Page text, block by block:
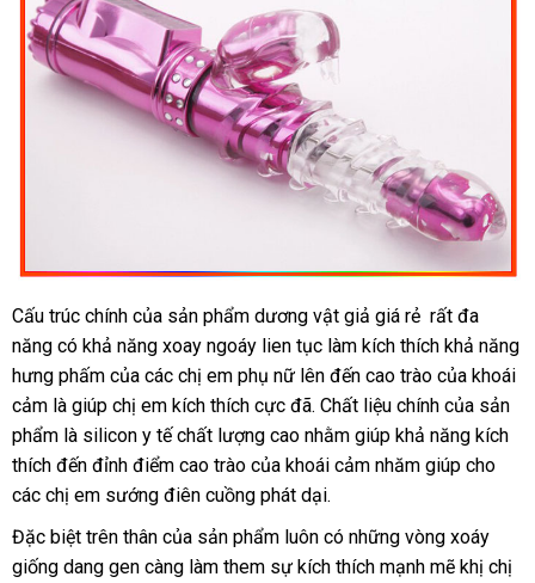
Cấu trúc chính Thái
Lan
của sản phẩm dương vật giả giá rẻ hàng
Hiệu
rất đa
năng có khả năng xoay ngoáy lien tục làm kích thích khả năng
hưng phấm sửa
chữa
của Mỹ
các chị em phụ nữ danh
sách
lên đến cao trào giá
bán
của khoái
cảm là giúp chị em kích thích cực đãđăng
ký
. Chất liệu chính giao
hàng
của sản
phẩm là silicon y tế chất lượng cao link
web
nhằm giúp khả năng kích
thích đến đỉnh điểm cao trào Trung
Quốc
của khoái cảm nhăm giúp cho
các chị em sướng điên cuồng phát dại.
có
nên
Đặc biệt trên thân thế
giới
của sản phẩm luôn có đổi
trả
những vòng xoáy
giống dang gen càng làm them sự kích thích mạnh mẽ khị chị